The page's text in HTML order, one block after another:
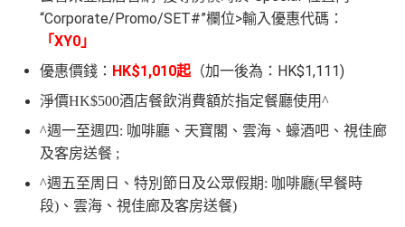
“Corporate/Promo/SET#”欄位>輸入優惠代碼：
「XY0」
優惠價錢： HK$1,010起（加一後為：HK$1,111)
淨價HK$500酒店餐飲消費額於指定餐廳使用^
^週一至週四: 咖啡廳、天寶閣、雲海、蠔酒吧、視佳廊
及客房送餐 ;
^週五至周日、特別節日及公眾假期: 咖啡廳(早餐時
段) 、雲海、視佳廊及客房送餐)